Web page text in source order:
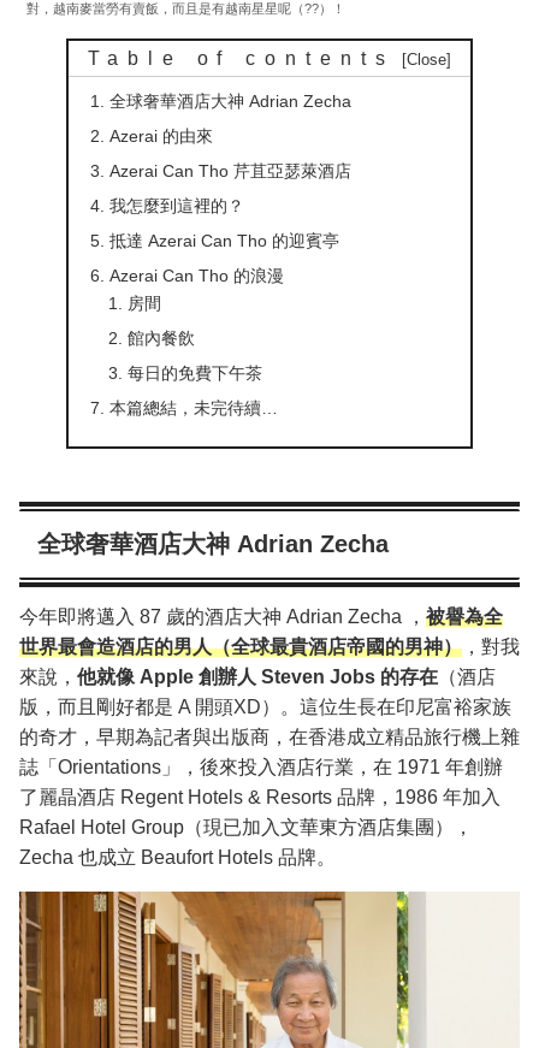
對，越南麥當勞有賣飯，而且是有越南星星呢（??）！
Table of contents
全球奢華酒店大神 Adrian Zecha
Azerai 的由來
Azerai Can Tho 芹苴亞瑟萊酒店
我怎麼到這裡的？
抵達 Azerai Can Tho 的迎賓亭
Azerai Can Tho 的浪漫
房間
館內餐飲
每日的免費下午茶
本篇總結，未完待續…
全球奢華酒店大神 Adrian Zecha
今年即將邁入 87 歲的酒店大神 Adrian Zecha ， 被譽為全
世界最會造酒店的男人（全球最貴酒店帝國的男神） ，對我
來說， 他就像 Apple 創辦人 Steven Jobs 的存在 （酒店
版，而且剛好都是 A 開頭XD）。這位生長在印尼富裕家族
的奇才，早期為記者與出版商，在香港成立精品旅行機上雜
誌「Orientations」，後來投入酒店行業，在 1971 年創辦
了麗晶酒店 Regent Hotels & Resorts 品牌，1986 年加入
Rafael Hotel Group（現已加入文華東方酒店集團），
Zecha 也成立 Beaufort Hotels 品牌。